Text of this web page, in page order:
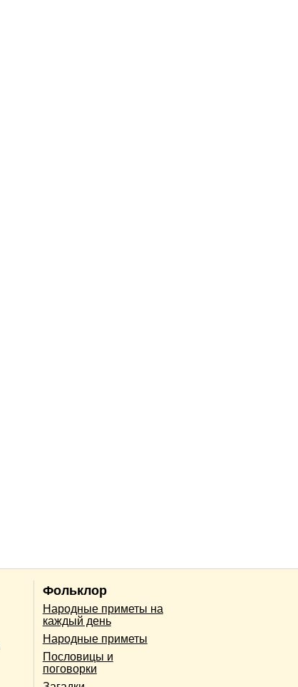
Фольклор
Народные приметы на
каждый день
Народные приметы
Пословицы и
поговорки